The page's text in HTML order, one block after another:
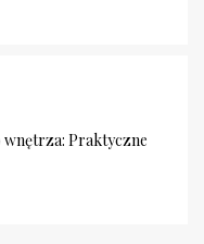
wnętrza: Praktyczne